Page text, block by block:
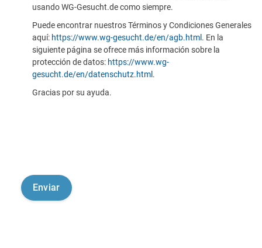
usando WG-Gesucht.de como siempre.
Puede encontrar nuestros Términos y Condiciones Generales
aquí: https://www.wg-gesucht.de/en/agb.html . En la
siguiente página se ofrece más información sobre la
protección de datos: https://www.wg-
gesucht.de/en/datenschutz.html .
Gracias por su ayuda.